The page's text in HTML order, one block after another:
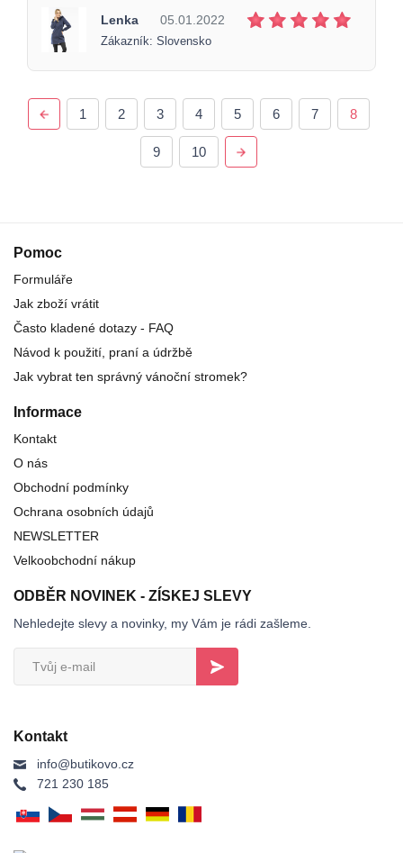
Lenka 05.01.2022
Zákazník: Slovensko
1 2 3 4 5 6 7 8
9 10
Pomoc
Formuláře
Jak zboží vrátit
Často kladené dotazy - FAQ
Návod k použití, praní a údržbě
Jak vybrat ten správný vánoční stromek?
Informace
Kontakt
O nás
Obchodní podmínky
Ochrana osobních údajů
NEWSLETTER
Velkoobchodní nákup
ODBĚR NOVINEK - ZÍSKEJ SLEVY
Nehledejte slevy a novinky, my Vám je rádi zašleme.
Kontakt
info@butikovo.cz
721 230 185